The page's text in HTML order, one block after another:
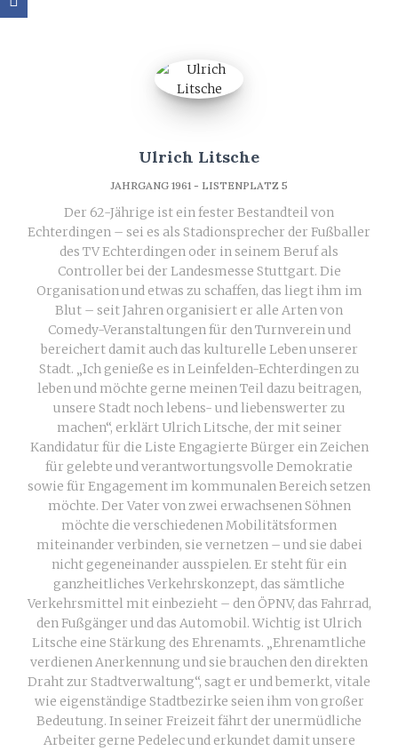
Ulrich Litsche
JAHRGANG 1961 - LISTENPLATZ 5
Der 62-Jährige ist ein fester Bestandteil von
Echterdingen – sei es als Stadionsprecher der Fußballer
des TV Echterdingen oder in seinem Beruf als
Controller bei der Landesmesse Stuttgart. Die
Organisation und etwas zu schaffen, das liegt ihm im
Blut – seit Jahren organisiert er alle Arten von
Comedy-Veranstaltungen für den Turnverein und
bereichert damit auch das kulturelle Leben unserer
Stadt. „Ich genieße es in Leinfelden-Echterdingen zu
leben und möchte gerne meinen Teil dazu beitragen,
unsere Stadt noch lebens- und liebenswerter zu
machen“, erklärt Ulrich Litsche, der mit seiner
Kandidatur für die Liste Engagierte Bürger ein Zeichen
für gelebte und verantwortungsvolle Demokratie
sowie für Engagement im kommunalen Bereich setzen
möchte. Der Vater von zwei erwachsenen Söhnen
möchte die verschiedenen Mobilitätsformen
miteinander verbinden, sie vernetzen – und sie dabei
nicht gegeneinander ausspielen. Er steht für ein
ganzheitliches Verkehrskonzept, das sämtliche
Verkehrsmittel mit einbezieht – den ÖPNV, das Fahrrad,
den Fußgänger und das Automobil. Wichtig ist Ulrich
Litsche eine Stärkung des Ehrenamts. „Ehrenamtliche
verdienen Anerkennung und sie brauchen den direkten
Draht zur Stadtverwaltung“, sagt er und bemerkt, vitale
wie eigenständige Stadtbezirke seien ihm von großer
Bedeutung. In seiner Freizeit fährt der unermüdliche
Arbeiter gerne Pedelec und erkundet damit unsere